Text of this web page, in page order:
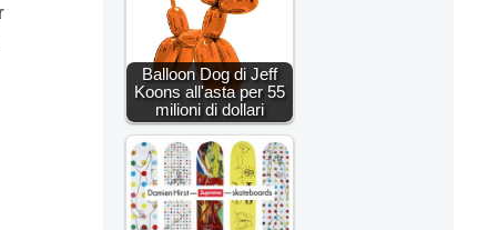
Balloon Dog di Jeff
Koons all'asta per 55
milioni di dollari